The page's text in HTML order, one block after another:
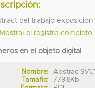
del trabajo
Mostrar el registro completo
en el objeto digital
Nombre:
Abstrac
Tamaño:
779.8Kb